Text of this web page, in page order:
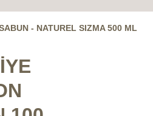
- NATUREL SIZMA 500 ML